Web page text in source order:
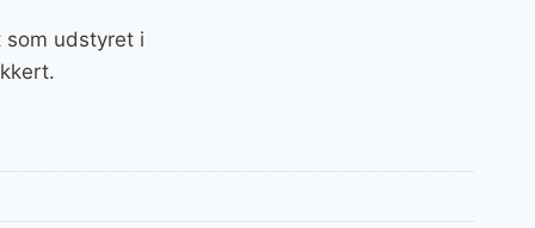
som udstyret i